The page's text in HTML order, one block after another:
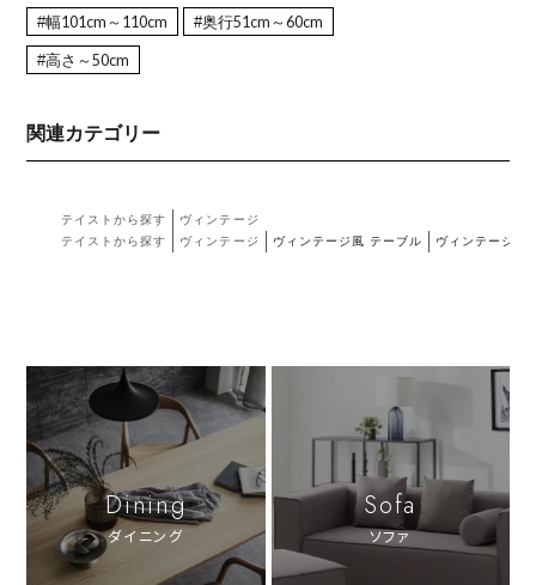
#幅101cm～110cm #奥行51cm～60cm
#高さ～50cm
関連カテゴリー
テイストから探す
ヴィンテージ
テイストから探す
ヴィンテージ ヴィンテージ風 テーブル ヴィンテージ風
Dining
ダイニング
Sofa
ソファ